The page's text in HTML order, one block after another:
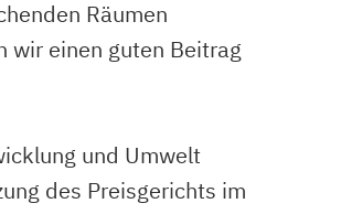
Räumen
wir einen guten Beitrag
und Umwelt
des Preisgerichts im